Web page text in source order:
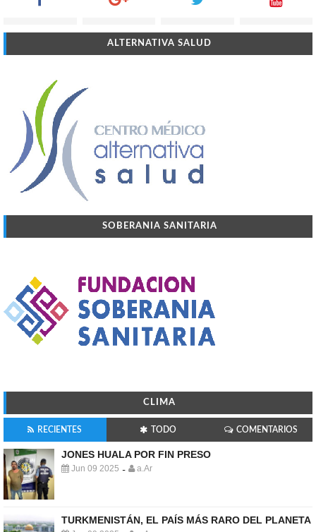
ALTERNATIVA SALUD
SOBERANIA SANITARIA
CLIMA
RECIENTES TODO COMENTARIOS
JONES HUALA POR FIN PRESO
Jun 09 2025 - a.Ar
TURKMENISTÁN, EL PAÍS MÁS RARO DEL PLANETA